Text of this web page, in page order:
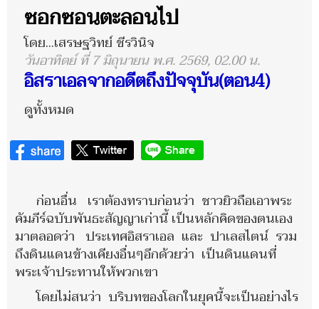
ซอกซอนตะลอนไป
โดย...เสรษฐวิทย์ ชีรวินิจ
วันอาทิตย์ ที่ 7 มิถุนายน พ.ศ. 2569, 02.00 น.
อิสราเอลจากอดีตถึงปัจจุบัน(ตอน4)
ดูทั้งหมด
ก่อนอื่น เราต้องทราบก่อนว่า ชาวยิวถือเอาพระ
คัมภีร์ฉบับพันธะสัญญาเก่านี้ เป็นหลักคิดของตนเอง
มาตลอดว่า ประเทศอิสราเอล และ ปาเลสไตน์ รวม
ถึงดินแดนข้างเคียงอื่นๆอีกด้วยว่า เป็นดินแดนที่
พระเจ้าประทานให้พวกเขา
โดยไม่สนว่า บริบทของโลกในยุคนี้จะเป็นอย่างไร